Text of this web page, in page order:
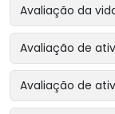
Avaliação da
Avaliação de
Avaliação de